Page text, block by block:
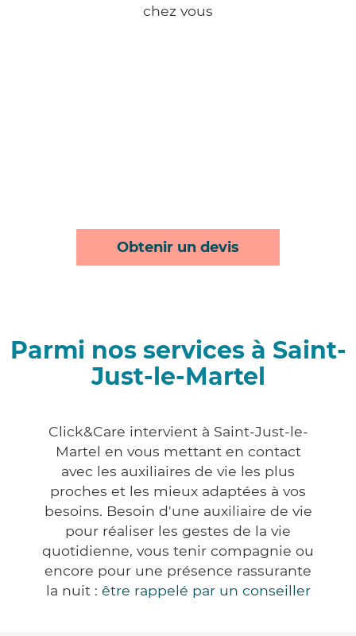
chez vous
Obtenir un devis
Parmi nos services à Saint-
Just-le-Martel
Click&Care intervient à Saint-Just-le-
Martel en vous mettant en contact
avec les auxiliaires de vie les plus
proches et les mieux adaptées à vos
besoins. Besoin d'une auxiliaire de vie
pour réaliser les gestes de la vie
quotidienne, vous tenir compagnie ou
encore pour une présence rassurante
la nuit : être rappelé par un conseiller